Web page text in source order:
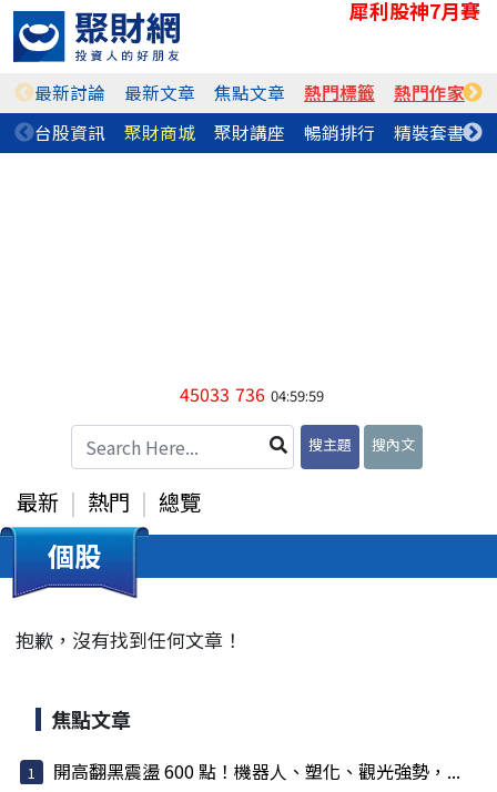
犀利股神7月賽
最新討論 最新文章 焦點文章 熱門標籤 熱門作家
台股資訊
聚財商城 聚財講座 暢銷排行 精裝套書
45033 736 04:59:59
搜主題 搜內文
最新 熱門 總覽
個股
抱歉，沒有找到任何文章！
焦點文章
開高翻黑震盪 600 點！機器人、塑化、觀光強勢，...